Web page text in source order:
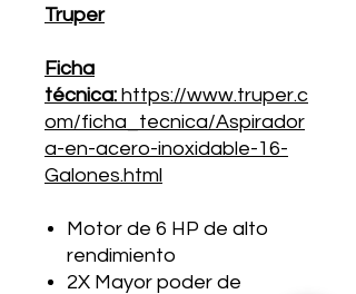
Truper
Ficha
técnica: https://www.truper.c
om/ficha_tecnica/Aspirador
a-en-acero-inoxidable-16-
Galones.html
Motor de 6 HP de alto
rendimiento
2X Mayor poder de